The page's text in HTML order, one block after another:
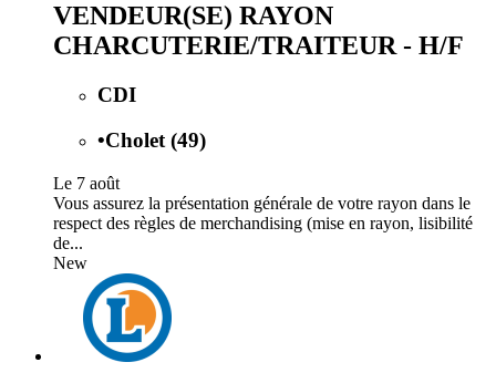
VENDEUR(SE) RAYON
CHARCUTERIE/TRAITEUR - H/F
CDI
•Cholet (49)
Le 7 août
Vous assurez la présentation générale de votre rayon dans le
respect des règles de merchandising (mise en rayon, lisibilité
de...
New